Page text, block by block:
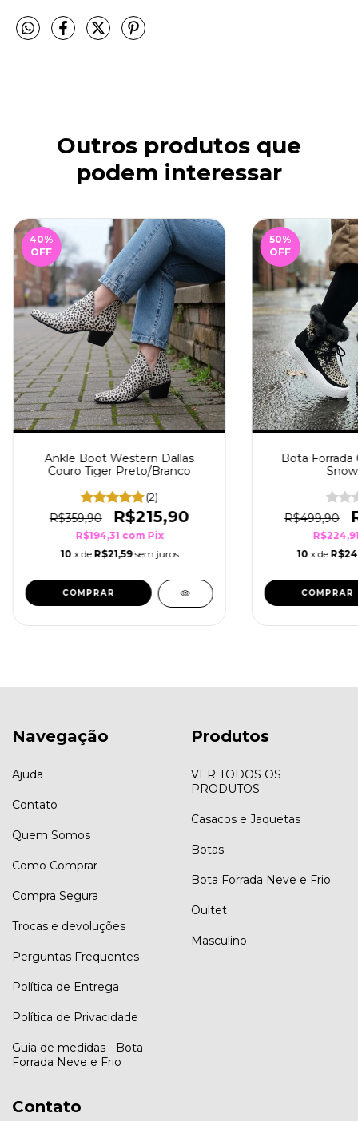
Outros produtos que
podem interessar
40%
OFF
Ankle Boot Western Dallas
Couro Tiger Preto/Branco
(2)
R$359,90 R$215,90
R$194,31 com Pix
10 x de R$21,59 sem juros
COMPRAR
50%
OFF
Bota Forrada
R$499,90
10 x de
COMPRAR
Navegação
Ajuda
Contato
Quem Somos
Como Comprar
Compra Segura
Trocas e devoluções
Perguntas Frequentes
Política de Entrega
Política de Privacidade
Guia de medidas - Bota
Forrada Neve e Frio
Produtos
VER TODOS OS
PRODUTOS
Casacos e Jaquetas
Botas
Bota Forrada Neve e Frio
Oultet
Masculino
Contato